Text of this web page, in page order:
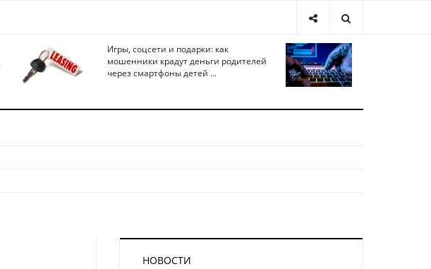
Игры, соцсети и подарки: как
мошенники крадут деньги родителей
через смартфоны детей ...
НОВОСТИ